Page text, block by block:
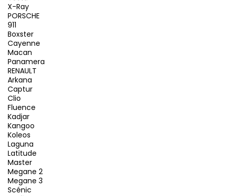
X-Ray
PORSCHE
911
Boxster
Cayenne
Macan
Panamera
RENAULT
Arkana
Captur
Clio
Fluence
Kadjar
Kangoo
Koleos
Laguna
Latitude
Master
Megane 2
Megane 3
Scénic